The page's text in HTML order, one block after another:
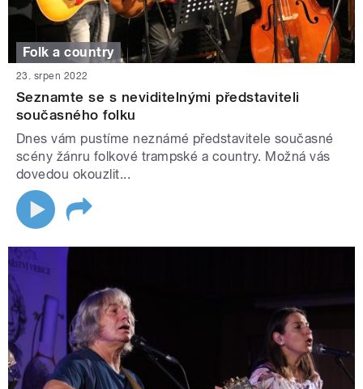
Folk a country
23. srpen 2022
Seznamte se s neviditelnými představiteli
současného folku
Dnes vám pustíme neznámé představitele současné
scény žánru folkové trampské a country. Možná vás
dovedou okouzlit...